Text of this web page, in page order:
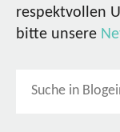
respektvollen
bitte unsere